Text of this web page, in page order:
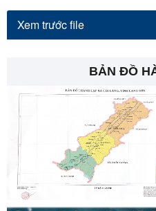
Xem trước file
BẢN ĐỒ